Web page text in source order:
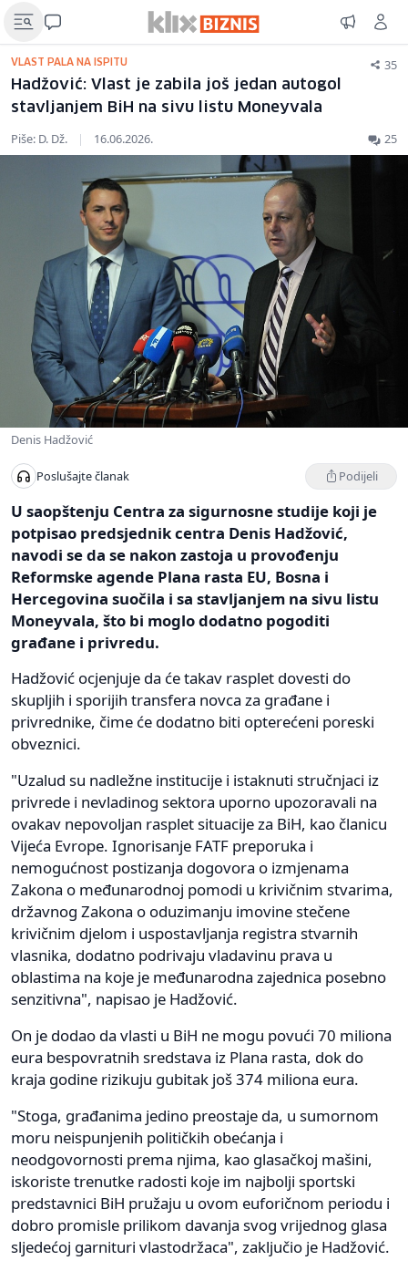
VLAST PALA NA ISPITU 35
Hadžović: Vlast je zabila još jedan autogol
stavljanjem BiH na sivu listu Moneyvala
Piše: D. Dž. | 16.06.2026. 25
Denis Hadžović
Poslušajte članak Podijeli
U saopštenju Centra za sigurnosne studije koji je
potpisao predsjednik centra Denis Hadžović,
navodi se da se nakon zastoja u provođenju
Reformske agende Plana rasta EU, Bosna i
Hercegovina suočila i sa stavljanjem na sivu listu
Moneyvala, što bi moglo dodatno pogoditi
građane i privredu.
Hadžović ocjenjuje da će takav rasplet dovesti do
skupljih i sporijih transfera novca za građane i
privrednike, čime će dodatno biti opterećeni poreski
obveznici.
"Uzalud su nadležne institucije i istaknuti stručnjaci iz
privrede i nevladinog sektora uporno upozoravali na
ovakav nepovoljan rasplet situacije za BiH, kao članicu
Vijeća Evrope. Ignorisanje FATF preporuka i
nemogućnost postizanja dogovora o izmjenama
Zakona o međunarodnoj pomodi u krivičnim stvarima,
državnog Zakona o oduzimanju imovine stečene
krivičnim djelom i uspostavljanja registra stvarnih
vlasnika, dodatno podrivaju vladavinu prava u
oblastima na koje je međunarodna zajednica posebno
senzitivna", napisao je Hadžović.
On je dodao da vlasti u BiH ne mogu povući 70 miliona
eura bespovratnih sredstava iz Plana rasta, dok do
kraja godine rizikuju gubitak još 374 miliona eura.
"Stoga, građanima jedino preostaje da, u sumornom
moru neispunjenih političkih obećanja i
neodgovornosti prema njima, kao glasačkoj mašini,
iskoriste trenutke radosti koje im najbolji sportski
predstavnici BiH pružaju u ovom euforičnom periodu i
dobro promisle prilikom davanja svog vrijednog glasa
sljedećoj garnituri vlastodržaca", zaključio je Hadžović.